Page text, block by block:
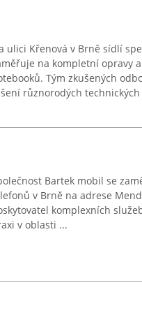
ulici Křenová v Brně sídlí
na kompletní opravy
Tým zkušených
různorodých technických
Bartek mobil se
v Brně na adrese
komplexních
v oblasti ...